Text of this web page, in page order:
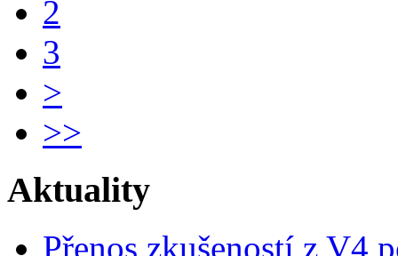
2
3
>
>>
Aktuality
Přenos zkušeností z V4